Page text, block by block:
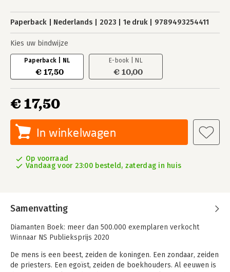
Paperback Nederlands 2023 1e druk 9789493254411
Kies uw bindwijze
Paperback | NL
€ 17,50
E-book | NL
€ 10,00
€ 17,50
In winkelwagen
Op voorraad
Vandaag voor 23:00 besteld, zaterdag in huis
Samenvatting
Diamanten Boek: meer dan 500.000 exemplaren verkocht
Winnaar NS Publieksprijs 2020
De mens is een beest, zeiden de koningen. Een zondaar, zeiden
de priesters. Een egoïst, zeiden de boekhouders. Al eeuwen is